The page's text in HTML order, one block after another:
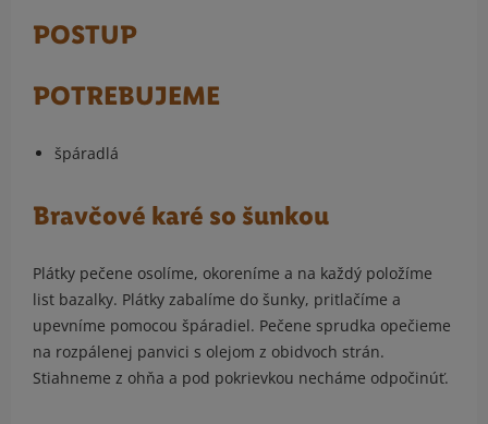
POSTUP
POTREBUJEME
špáradlá
Bravčové karé so šunkou
Plátky pečene osolíme, okoreníme a na každý položíme
list bazalky. Plátky zabalíme do šunky, pritlačíme a
upevníme pomocou špáradiel. Pečene sprudka opečieme
na rozpálenej panvici s olejom z obidvoch strán.
Stiahneme z ohňa a pod pokrievkou necháme odpočinúť.